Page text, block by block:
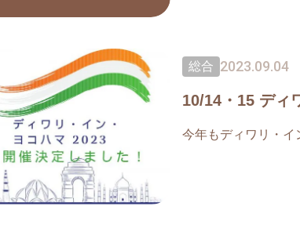
総合 2023.09.04
10/14・15 ディ
今年もディワリ・イ